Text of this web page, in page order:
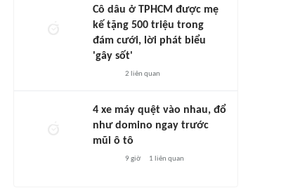
Cô dâu ở TPHCM được mẹ
kế tặng 500 triệu trong
đám cưới, lời phát biểu
'gây sốt'
2 liên quan
4 xe máy quệt vào nhau, đổ
như domino ngay trước
mũi ô tô
9 giờ 1 liên quan